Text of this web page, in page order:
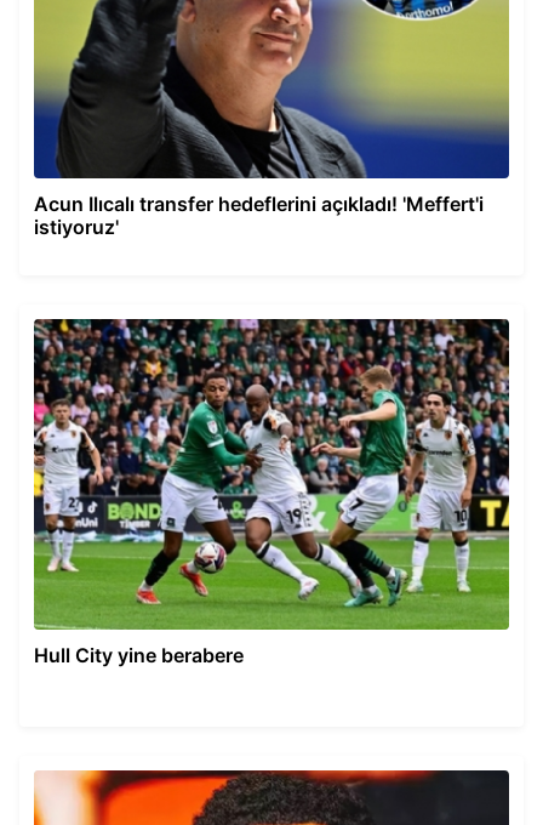
Acun Ilıcalı transfer hedeflerini açıkladı! 'Meffert'i
istiyoruz'
Hull City yine berabere